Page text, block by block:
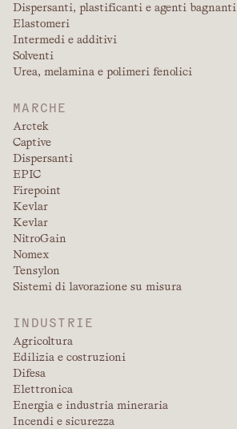
Dispersanti, plastificanti e agenti bagnanti
Elastomeri
Intermedi e additivi
Solventi
Urea, melamina e polimeri fenolici
MARCHE
Arctek
Captive
Dispersanti
EPIC
Firepoint
Kevlar
Kevlar
NitroGain
Nomex
Tensylon
Sistemi di lavorazione su misura
INDUSTRIE
Agricoltura
Edilizia e costruzioni
Difesa
Elettronica
Energia e industria mineraria
Incendi e sicurezza